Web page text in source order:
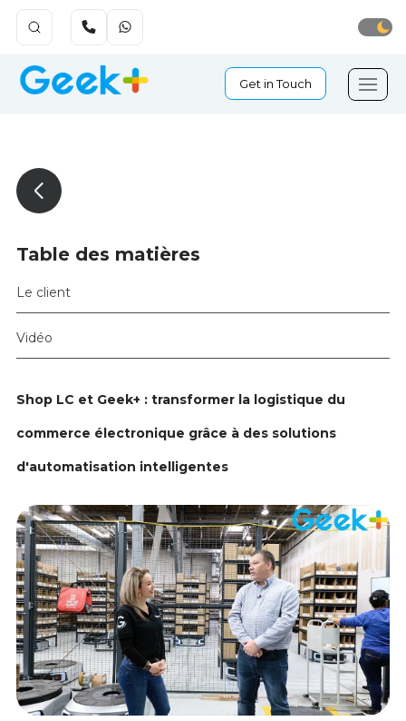
Get in Touch
Table des matières
Le client
Vidéo
Shop LC et Geek+ : transformer la logistique du
commerce électronique grâce à des solutions
d'automatisation intelligentes